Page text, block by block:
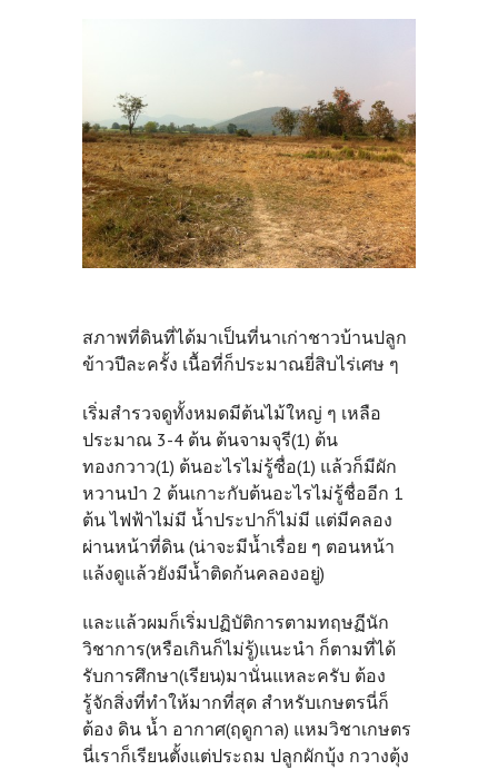
สภาพที่ดินที่ได้มาเป็นที่นาเก่าชาวบ้านปลูก
ข้าวปีละครั้ง เนื้อที่ก็ประมาณยี่สิบไร่เศษ ๆ
เริ่มสำรวจดูทั้งหมดมีต้นไม้ใหญ่ ๆ เหลือ
ประมาณ 3-4 ต้น ต้นจามจุรี(1) ต้น
ทองกวาว(1) ต้นอะไรไม่รู้ซื่อ(1) แล้วก็มีผัก
หวานป่า 2 ต้นเกาะกับต้นอะไรไม่รู้ชื่ออีก 1
ต้น ไฟฟ้าไม่มี น้ำประปาก็ไม่มี แต่มีคลอง
ผ่านหน้าที่ดิน (น่าจะมีน้ำเรื่อย ๆ ตอนหน้า
แล้งดูแล้วยังมีน้ำติดก้นคลองอยู่)
และแล้วผมก็เริ่มปฏิบัติการตามทฤษฏีนัก
วิชาการ(หรือเกินก็ไม่รู้)แนะนำ ก็ตามที่ได้
รับการศึกษา(เรียน)มานั่นแหละครับ ต้อง
รู้จักสิ่งที่ทำให้มากที่สุด สำหรับเกษตรนี่ก็
ต้อง ดิน น้ำ อากาศ(ฤดูกาล) แหมวิชาเกษตร
นี่เราก็เรียนตั้งแต่ประถม ปลูกผักบุ้ง กวางตุ้ง